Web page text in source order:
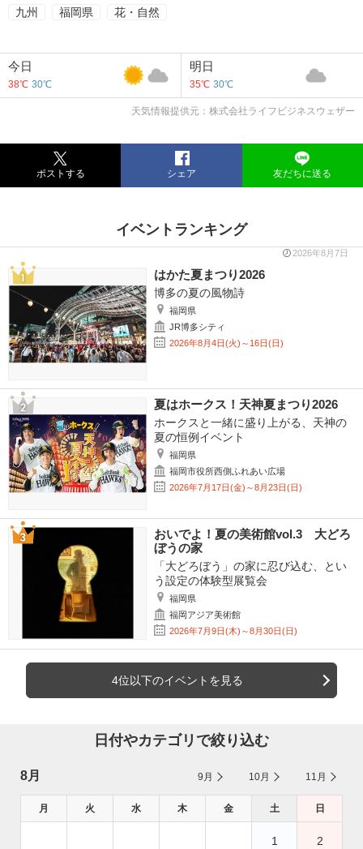
九州 福岡県 花・自然
今日
38℃ 30℃
明日
35℃ 30℃
天気情報提供元：株式会社ライフビジネスウェザー
ポストする シェア 友だちに送る
イベントランキング
2026年8月7日
はかた夏まつり2026
博多の夏の風物詩
福岡県
JR博多シティ
2026年8月4日(火)～16日(日)
夏はホークス！天神夏まつり2026
ホークスと一緒に盛り上がる、天神の
夏の恒例イベント
福岡県
福岡市役所西側ふれあい広場
2026年7月17日(金)～8月23日(日)
おいでよ！夏の美術館vol.3 大どろ
ぼうの家
「大どろぼう」の家に忍び込む、とい
う設定の体験型展覧会
福岡県
福岡アジア美術館
2026年7月9日(木)～8月30日(日)
4位以下のイベントを見る
日付やカテゴリで絞り込む
8月 9月 10月 11月
月 火 水 木 金 土 日
1 2